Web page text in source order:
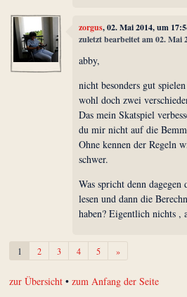
zorgus, 02. Mai 2014, um
zuletzt bearbeitet am 02. Mai
abby,
nicht besonders gut
wohl doch zwei
Das mein Skatspiel
du mir nicht auf die
Ohne kennen der Regeln
schwer.
Was spricht denn
lesen und dann die
haben? Eigentlich nichts ,
1 2 3 4 5 »Weiter
zur Übersicht •zum Anfang der Seite